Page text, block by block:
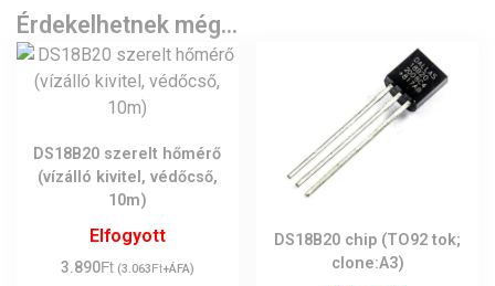
Érdekelhetnek még…
DS18B20 szerelt hőmérő
(vízálló kivitel, védőcső,
10m)
Elfogyott
3.890Ft (3.063Ft+ÁFA)
DS18B20 chip (TO92 tok;
clone:A3)